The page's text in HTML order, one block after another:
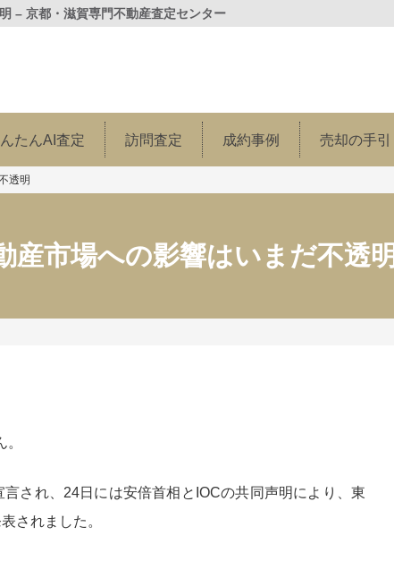
– 京都・滋賀専門不動産査定センター
たんAI査定 訪問査定 成約事例 売却の手引
透明
産市場への影響はいまだ不透明
され、24日には安倍首相とIOCの共同声明により、東
されました。